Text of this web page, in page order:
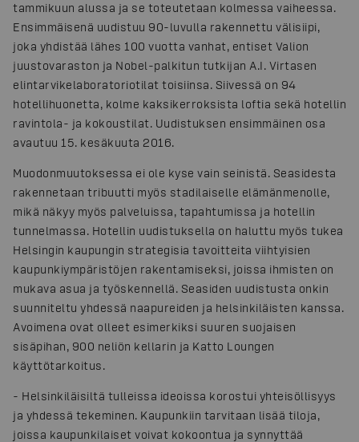
tammikuun alussa ja se toteutetaan kolmessa vaiheessa.
Ensimmäisenä uudistuu 90-luvulla rakennettu välisiipi,
joka yhdistää lähes 100 vuotta vanhat, entiset Valion
juustovaraston ja Nobel-palkitun tutkijan A.I. Virtasen
elintarvikelaboratoriotilat toisiinsa. Siivessä on 94
hotellihuonetta, kolme kaksikerroksista loftia sekä hotellin
ravintola- ja kokoustilat. Uudistuksen ensimmäinen osa
avautuu 15. kesäkuuta 2016.
Muodonmuutoksessa ei ole kyse vain seinistä. Seasidesta
rakennetaan tribuutti myös stadilaiselle elämänmenolle,
mikä näkyy myös palveluissa, tapahtumissa ja hotellin
tunnelmassa. Hotellin uudistuksella on haluttu myös tukea
Helsingin kaupungin strategisia tavoitteita viihtyisien
kaupunkiympäristöjen rakentamiseksi, joissa ihmisten on
mukava asua ja työskennellä. Seasiden uudistusta onkin
suunniteltu yhdessä naapureiden ja helsinkiläisten kanssa.
Avoimena ovat olleet esimerkiksi suuren suojaisen
sisäpihan, 900 neliön kellarin ja Katto Loungen
käyttötarkoitus.
- Helsinkiläisiltä tulleissa ideoissa korostui yhteisöllisyys
ja yhdessä tekeminen. Kaupunkiin tarvitaan lisää tiloja,
joissa kaupunkilaiset voivat kokoontua ja synnyttää